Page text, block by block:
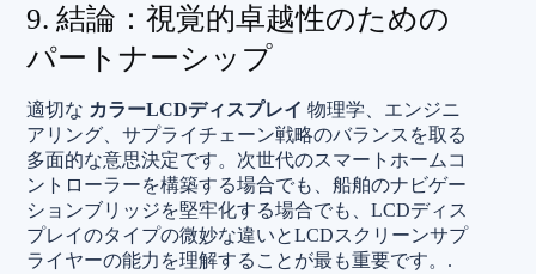
9. 結論：視覚的卓越性のための
パートナーシップ
適切な カラーLCDディスプレイ 物理学、エンジニ
アリング、サプライチェーン戦略のバランスを取る
多面的な意思決定です。次世代のスマートホームコ
ントローラーを構築する場合でも、船舶のナビゲー
ションブリッジを堅牢化する場合でも、LCDディス
プレイのタイプの微妙な違いとLCDスクリーンサプ
ライヤーの能力を理解することが最も重要です。.